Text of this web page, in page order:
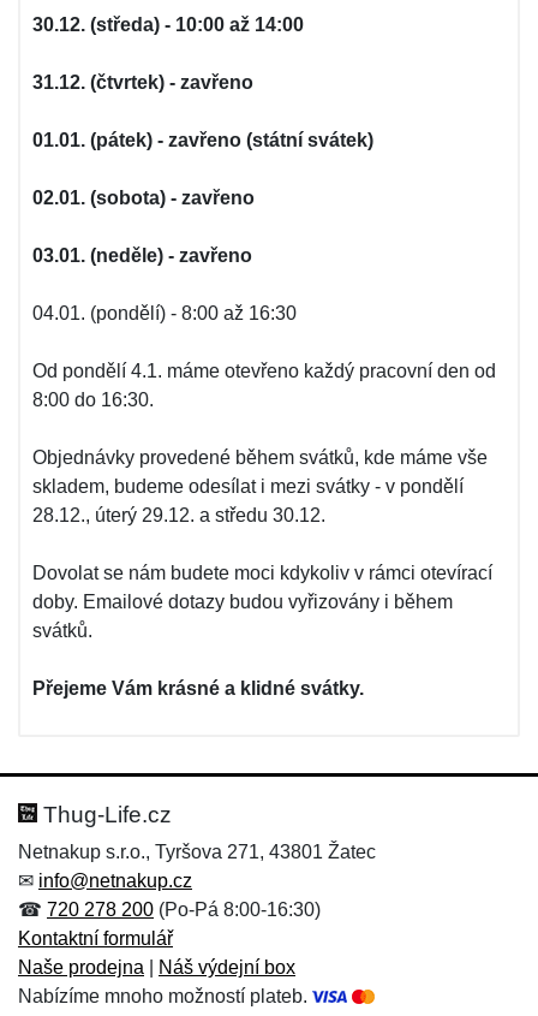
30.12. (středa) - 10:00 až 14:00
31.12. (čtvrtek) - zavřeno
01.01. (pátek) - zavřeno (státní svátek)
02.01. (sobota) - zavřeno
03.01. (neděle) - zavřeno
04.01. (pondělí) - 8:00 až 16:30
Od pondělí 4.1. máme otevřeno každý pracovní den od
8:00 do 16:30.
Objednávky provedené během svátků, kde máme vše
skladem, budeme odesílat i mezi svátky - v pondělí
28.12., úterý 29.12. a středu 30.12.
Dovolat se nám budete moci kdykoliv v rámci otevírací
doby. Emailové dotazy budou vyřizovány i během
svátků.
Přejeme Vám krásné a klidné svátky.
Thug-Life.cz
Netnakup s.r.o., Tyršova 271, 43801 Žatec
✉ info@netnakup.cz
☎ 720 278 200 (Po-Pá 8:00-16:30)
Kontaktní formulář
Naše prodejna
Náš výdejní box
Nabízíme mnoho možností plateb.